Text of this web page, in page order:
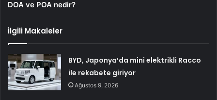
DOA ve POA nedir?
İlgili Makaleler
BYD, Japonya’da mini elektrikli Racco
ile rekabete giriyor
Ağustos 9, 2026